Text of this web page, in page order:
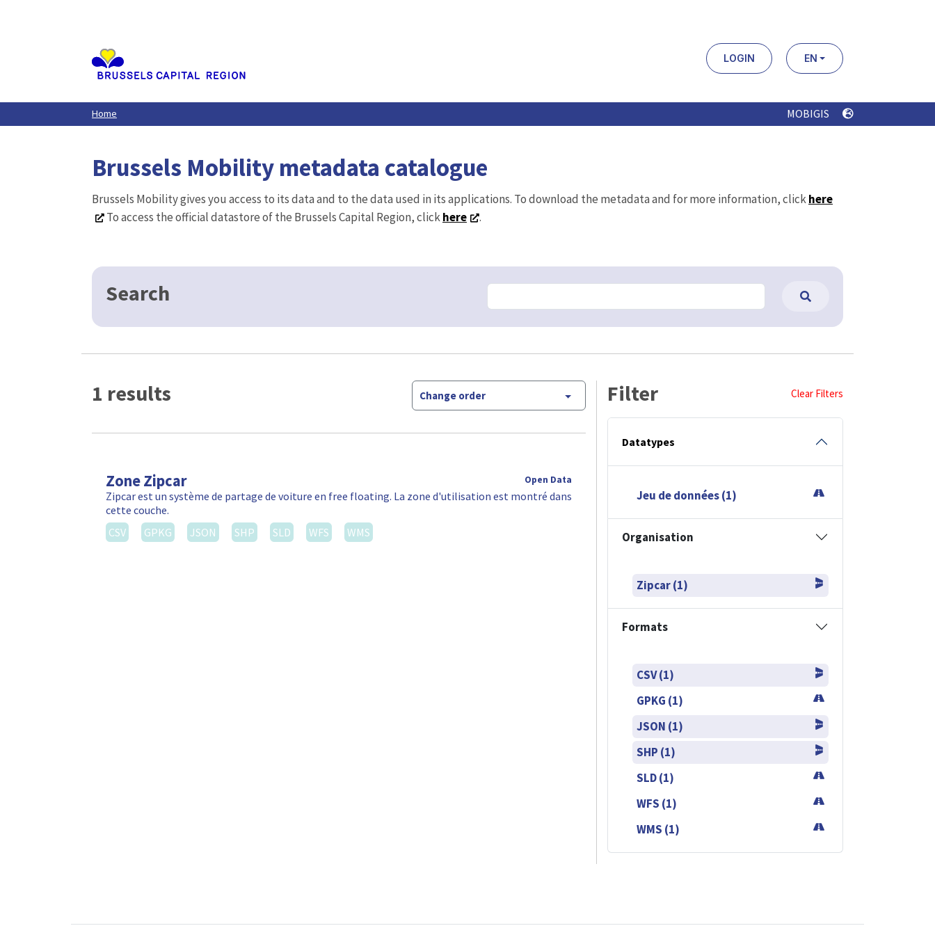
LOGIN EN
Home MOBIGIS
Brussels Mobility metadata catalogue
Brussels Mobility gives you access to its data and to the data used in its applications. To download the metadata and for more information, clickhere
To access the official datastore of the Brussels Capital Region, clickhere .
Search
1 results Change order
Zone Zipcar Open Data
Zipcar est un système de partage de voiture en free floating. La zone d'utilisation est montré dans
cette couche.
CSV
GPKG JSON SHP SLD WFS WMS
Filter Clear Filters
Datatypes
Jeu de données (1)
Organisation
Zipcar (1)
Formats
CSV (1)
GPKG (1)
JSON (1)
SHP (1)
SLD (1)
WFS (1)
WMS (1)